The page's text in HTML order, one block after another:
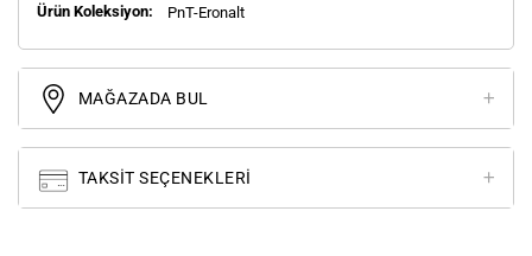
Ürün Koleksiyon:
PnT-Eronalt
MAĞAZADA BUL
TAKSIT SEÇENEKLERI